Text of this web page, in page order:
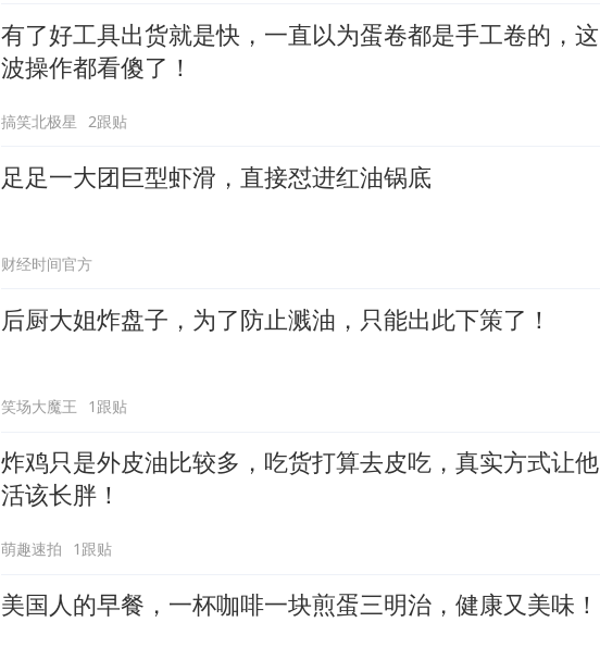
有了好工具出货就是快，一直以为蛋卷都是手工卷的，这
波操作都看傻了！
搞笑北极星 2跟贴
足足一大团巨型虾滑，直接怼进红油锅底
财经时间官方
后厨大姐炸盘子，为了防止溅油，只能出此下策了！
笑场大魔王 1跟贴
炸鸡只是外皮油比较多，吃货打算去皮吃，真实方式让他
活该长胖！
萌趣速拍 1跟贴
美国人的早餐，一杯咖啡一块煎蛋三明治，健康又美味！